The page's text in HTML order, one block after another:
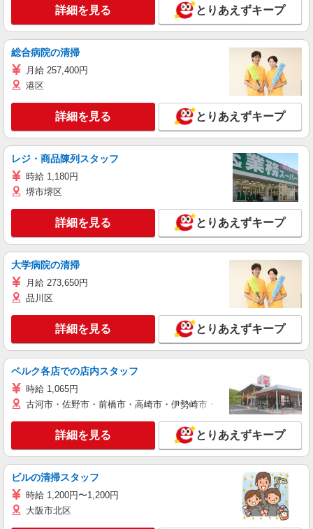
詳細を見る とりあえずキープ
総合病院の清掃
月給 257,400円
港区
詳細を見る とりあえずキープ
レジ・商品陳列スタッフ
時給 1,180円
堺市堺区
詳細を見る とりあえずキープ
大学病院の清掃
月給 273,650円
品川区
詳細を見る とりあえずキープ
ベルク各店での店内スタッフ
時給 1,065円
古河市・佐野市・前橋市・高崎市・伊勢崎市・太田市・館林市・藤
詳細を見る とりあえずキープ
ビルの清掃スタッフ
時給 1,200円〜1,200円
大阪市北区